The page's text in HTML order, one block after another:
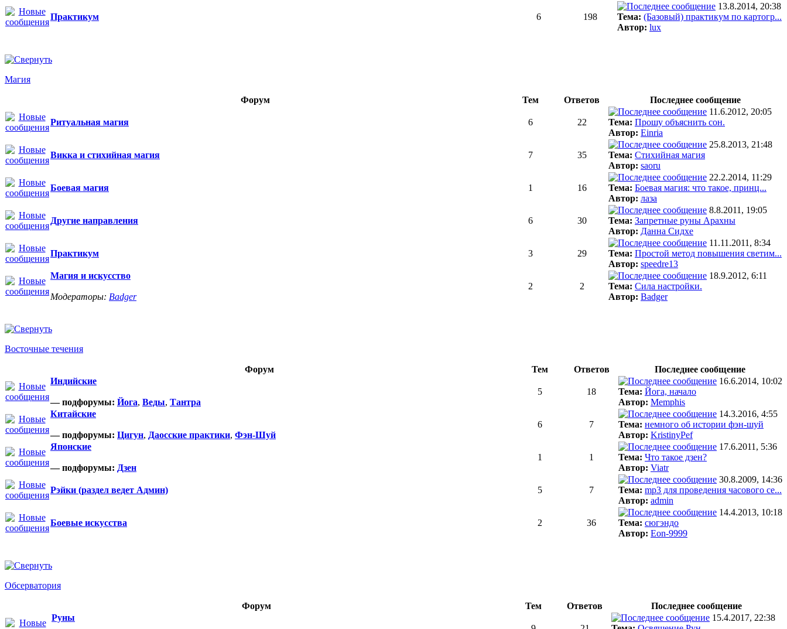
Практикум 6 198
13.8.2014, 20:38
Тема: (Базовый) практикум по картогр...
Автор: lux
Магия
Форум Тем Ответов Последнее сообщение
Ритуальная магия 6 22
11.6.2012, 20:05
Тема: Прошу объяснить сон.
Автор: Einria
Викка и стихийная магия 7 35
25.8.2013, 21:48
Тема: Стихийная магия
Автор: saoru
Боевая магия 1 16
22.2.2014, 11:29
Тема: Боевая магия: что такое, принц...
Автор: лаза
Другие направления 6 30
8.8.2011, 19:05
Тема: Запретные руны Арахны
Автор: Данна Сидхе
Практикум 3 29
11.11.2011, 8:34
Тема: Простой метод повышения светим...
Автор: speedre13
Магия и искусство
Модераторы: Badger
2 2
18.9.2012, 6:11
Тема: Сила настройки.
Автор: Badger
Восточные течения
Форум Тем Ответов
Последнее сообщение
Индийские
— подфорумы: Йога, Веды, Тантра
5 18
16.6.2014, 10:02
Тема: Йога, начало
Автор: Memphis
Китайские
— подфорумы: Цигун, Даосские практики, Фэн-Шуй
6 7
14.3.2016, 4:55
Тема: немного об истории фэн-шуй
Автор: KristinyPef
Японские
— подфорумы: Дзен
1 1
17.6.2011, 5:36
Тема: Что такое дзен?
Автор: Viatr
Рэйки (раздел ведет Админ) 5 7
30.8.2009, 14:36
Тема: mp3 для проведения часового се...
Автор: admin
Боевые искусства 2 36
14.4.2013, 10:18
Тема: сюгэндо
Автор: Eon-9999
Обсерватория
Форум Тем Ответов
Последнее сообщение
Руны
15.4.2017, 22:38